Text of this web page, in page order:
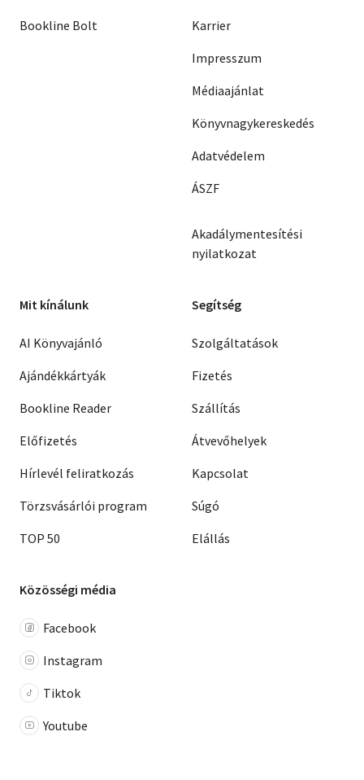
Bookline Bolt
Karrier
Impresszum
Médiaajánlat
Könyvnagykereskedés
Adatvédelem
ÁSZF
Akadálymentesítési
nyilatkozat
Mit kínálunk
AI Könyvajánló
Ajándékkártyák
Bookline Reader
Előfizetés
Hírlevél feliratkozás
Törzsvásárlói program
TOP 50
Segítség
Szolgáltatások
Fizetés
Szállítás
Átvevőhelyek
Kapcsolat
Súgó
Elállás
Közösségi média
Facebook
Instagram
Tiktok
Youtube